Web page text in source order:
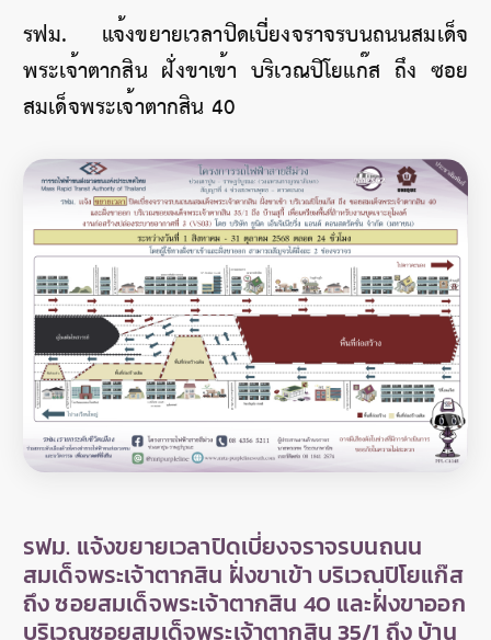
รฟม. แจ้งขยายเวลาปิดเบี่ยงจราจรบนถนนสมเด็จ
พระเจ้าตากสิน ฝั่งขาเข้า บริเวณปิโยแก๊ส ถึง ซอย
สมเด็จพระเจ้าตากสิน 40
รฟม. แจ้งขยายเวลาปิดเบี่ยงจราจรบนถนน
สมเด็จพระเจ้าตากสิน ฝั่งขาเข้า บริเวณปิโยแก๊ส
ถึง ซอยสมเด็จพระเจ้าตากสิน 40 และฝั่งขาออก
บริเวณซอยสมเด็จพระเจ้าตากสิน 35/1 ถึง บ้าน